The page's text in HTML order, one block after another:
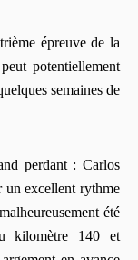
épreuve de la
potentiellement
semaines de
perdant : Carlos
un excellent rythme
été
kilomètre 140 et